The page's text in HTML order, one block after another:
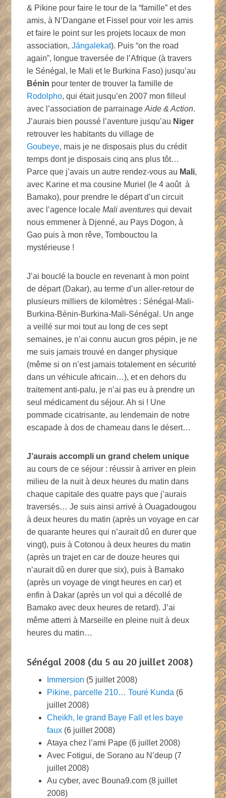
& Pikine pour faire le tour de la “famille” et des
amis, à N’Dangane et Fissel pour voir les amis
et faire le point sur les projets locaux de mon
association,Jángalekat). Puis “on the road
again”, longue traversée de l’Afrique (à travers
le Sénégal, le Mali et le Burkina Faso) jusqu’au
Bénin pour tenter de trouver la famille de
Rodolpho, qui était jusqu’en 2007 mon filleul
avec l’association de parrainageAide & Action.
J’aurais bien poussé l’aventure jusqu’au Niger
retrouver les habitants du village de
Goubeye, mais je ne disposais plus du crédit
temps dont je disposais cinq ans plus tôt…
Parce que j’avais un autre rendez-vous au Mali,
avec Karine et ma cousine Muriel (le 4 août à
Bamako), pour prendre le départ d’un circuit
avec l’agence localeMali aventures qui devait
nous emmener à Djenné, au Pays Dogon, à
Gao puis à mon rêve, Tombouctou la
mystérieuse !
J’ai bouclé la boucle en revenant à mon point
de départ (Dakar), au terme d’un aller-retour de
plusieurs milliers de kilomètres : Sénégal-Mali-
Burkina-Bénin-Burkina-Mali-Sénégal. Un ange
a veillé sur moi tout au long de ces sept
semaines, je n’ai connu aucun gros pépin, je ne
me suis jamais trouvé en danger physique
(même si on n’est jamais totalement en sécurité
dans un véhicule africain…), et en dehors du
traitement anti-palu, je n’ai pas eu à prendre un
seul médicament du séjour. Ah si ! Une
pommade cicatrisante, au lendemain de notre
escapade à dos de chameau dans le désert…
J’aurais accompli un grand chelem unique
au cours de ce séjour : réussir à arriver en plein
milieu de la nuit à deux heures du matin dans
chaque capitale des quatre pays que j’aurais
traversés… Je suis ainsi arrivé à Ouagadougou
à deux heures du matin (après un voyage en car
de quarante heures qui n’aurait dû en durer que
vingt), puis à Cotonou à deux heures du matin
(après un trajet en car de douze heures qui
n’aurait dû en durer que six), puis à Bamako
(après un voyage de vingt heures en car) et
enfin à Dakar (après un vol qui a décollé de
Bamako avec deux heures de retard). J’ai
même atterri à Marseille en pleine nuit à deux
heures du matin…
Sénégal 2008 (du 5 au 20 juillet 2008)
Immersion (5 juillet 2008)
Pikine, parcelle 210… Touré Kunda (6
juillet 2008)
Cheikh, le grand Baye Fall et les baye
faux (6 juillet 2008)
Ataya chez l’ami Pape (6 juillet 2008)
Avec Fotigui, de Sorano au N’deup (7
juillet 2008)
Au cyber, avec Bouna9.com (8 juillet
2008)